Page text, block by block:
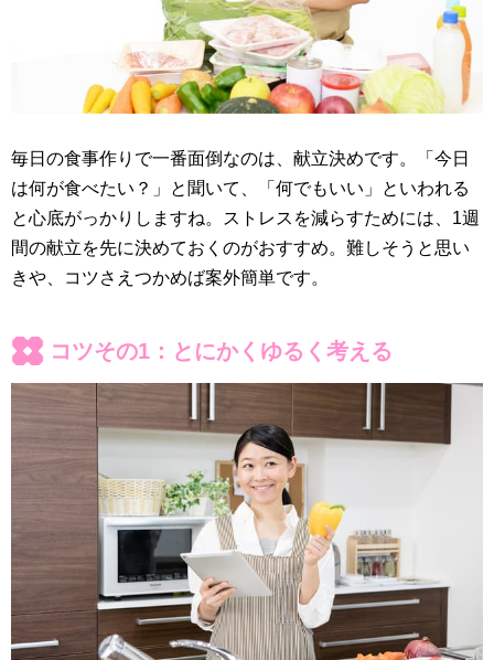
毎日の食事作りで一番面倒なのは、献立決めです。「今日
は何が食べたい？」と聞いて、「何でもいい」といわれる
と心底がっかりしますね。ストレスを減らすためには、1週
間の献立を先に決めておくのがおすすめ。難しそうと思い
きや、コツさえつかめば案外簡単です。
コツその1：とにかくゆるく考える